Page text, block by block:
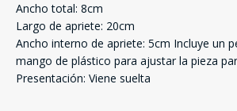
Ancho total: 8cm
Largo de apriete: 20cm
Ancho interno de apriete: 5cm Incluye un
mango de plástico para ajustar la pieza
Presentación: Viene suelta